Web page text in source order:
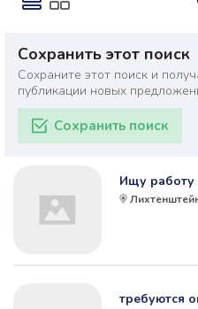
Сохранить этот поиск
Сохраните этот поиск и
публикации новых
Сохранить поиск
Ищу работу
требуются